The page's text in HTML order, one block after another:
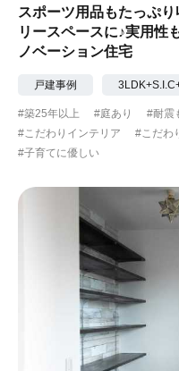
スポーツ用品もたっぷ
リースペースに♪実用性
ノベーション住宅
戸建事例
#築25年以上 #庭あり #耐震
#こだわりインテリア
#こだわ
#子育てに優しい